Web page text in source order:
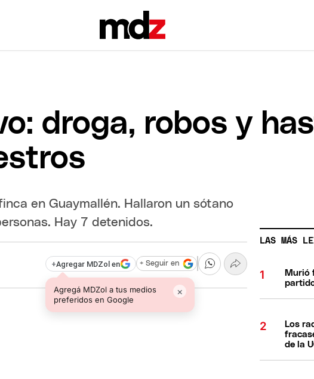
droga, robos y
en Guaymallén. Hallaron un sótano
Hay 7 detenidos.
+Agregar MDZol en
Agregá MDZol a tus medios
preferidos en Google
×
+ Seguir en
LAS MÁS
Murió
Los
de la